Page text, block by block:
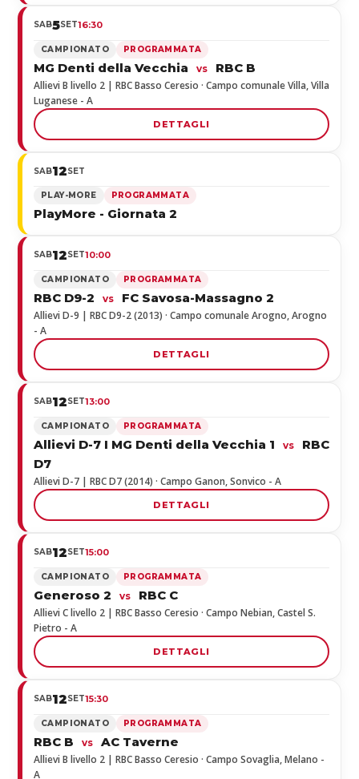
SAB5SET16:30
CAMPIONATO PROGRAMMATA
MG Denti della Vecchia vs RBC B
Allievi B livello 2 | RBC Basso Ceresio · Campo comunale Villa, Villa
Luganese - A
DETTAGLI
SAB12SET
PLAY-MORE PROGRAMMATA
PlayMore - Giornata 2
SAB12SET10:00
CAMPIONATO PROGRAMMATA
RBC D9-2 vs FC Savosa-Massagno 2
Allievi D-9 | RBC D9-2 (2013) · Campo comunale Arogno, Arogno
- A
DETTAGLI
SAB12SET13:00
CAMPIONATO PROGRAMMATA
Allievi D-7 I MG Denti della Vecchia 1 vs
RBC
D7
Allievi D-7 | RBC D7 (2014) · Campo Ganon, Sonvico - A
DETTAGLI
SAB12SET15:00
CAMPIONATO PROGRAMMATA
Generoso 2 vs RBC C
Allievi C livello 2 | RBC Basso Ceresio · Campo Nebian, Castel S.
Pietro - A
DETTAGLI
SAB12SET15:30
CAMPIONATO PROGRAMMATA
RBC B vs AC Taverne
Allievi B livello 2 | RBC Basso Ceresio · Campo Sovaglia, Melano -
A